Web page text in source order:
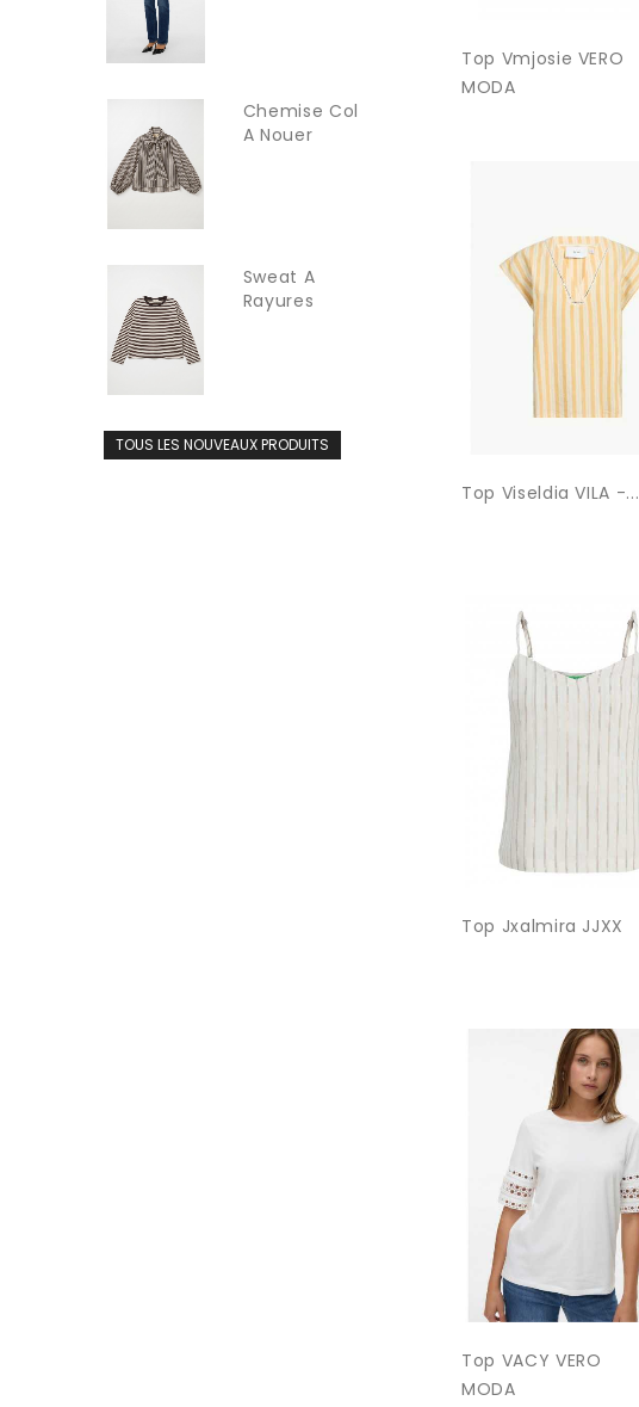
Chemise Col
A Nouer
Sweat A
Rayures
TOUS LES NOUVEAUX PRODUITS
Top Vmjosie VERO
MODA
Top Viseldia VILA -...
Top Jxalmira JJXX
Top VACY VERO
MODA